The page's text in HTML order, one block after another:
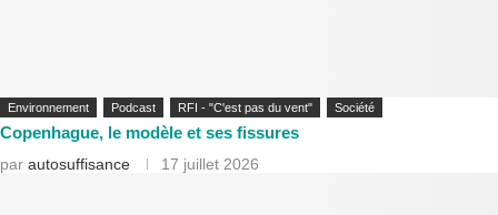
Environnement Podcast RFI - "C'est pas du vent" Société
Copenhague, le modèle et ses fissures
par autosuffisance 17 juillet 2026